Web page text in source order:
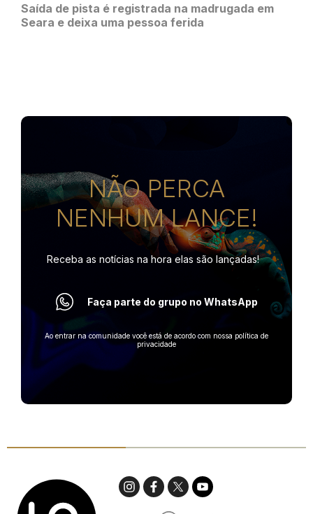
Saída de pista é registrada na madrugada em
Seara e deixa uma pessoa ferida
NÃO PERCA
NENHUM LANCE!
Receba as notícias na hora elas são lançadas!
Faça parte do grupo no WhatsApp
Ao entrar na comunidade você está de acordo com nossa política de
privacidade